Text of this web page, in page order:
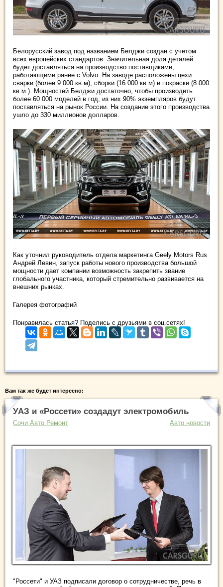
Белорусский завод под названием Белджи создан с учетом
всех европейских стандартов. Значительная доля деталей
будет доставляться на производство поставщиками,
работающими ранее с Volvo. На заводе расположены цехи
сварки (более 9 000 кв.м), сборки (16 000 кв.м) и покраски (8 000
кв.м.). Мощностей Белджи достаточно, чтобы производить
более 60 000 моделей в год, из них 90% экземпляров будут
поставляться на рынок России. На создание этого производства
ушло до 330 миллионов долларов.
Как уточнил руководитель отдела маркетинга Geely Motors Rus
Андрей Левин, запуск работы нового производства большой
мощности дает компании возможность закрепить звание
глобального участника, который стремительно развивается на
внешних рынках.
Галерея фотографий
Понравилась статья? Поделись с друзьями в соц.сетях!
Вам так же будет интересно:
УАЗ и «Россети» создадут электромобиль
Сочи Авто Ремонт Авто новости
"Россети" и УАЗ подписали договор о сотрудничестве, речь в